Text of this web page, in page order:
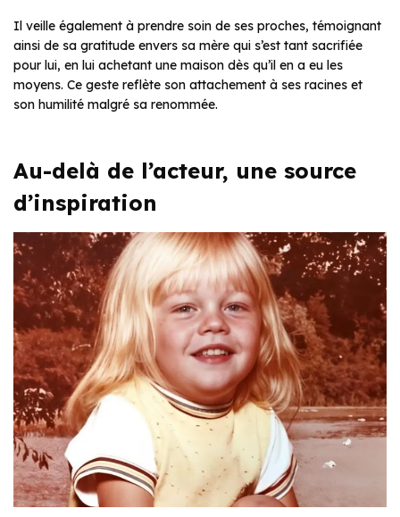
Il veille également à prendre soin de ses proches, témoignant
ainsi de sa gratitude envers sa mère qui s’est tant sacrifiée
pour lui, en lui achetant une maison dès qu’il en a eu les
moyens. Ce geste reflète son attachement à ses racines et
son humilité malgré sa renommée.
Au-delà de l’acteur, une source
d’inspiration